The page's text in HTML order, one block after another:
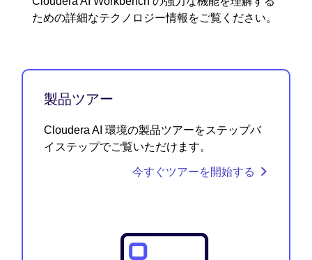
ための詳細なテクノロジー情報をご覧ください。
製品ツアー
Cloudera AI 環境の製品ツアーをステップバ
イステップでご覧いただけます。
今すぐツアーを開始する